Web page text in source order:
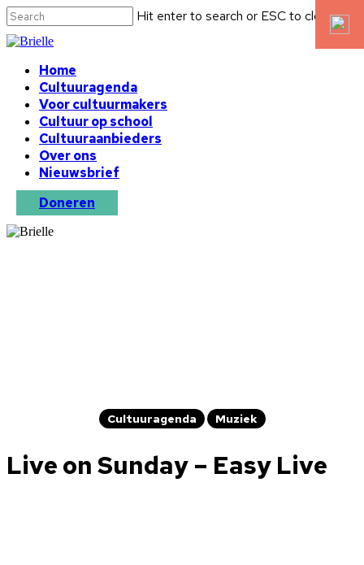
Hit enter to search or ESC to close
Home
Cultuuragenda
Voor cultuurmakers
Cultuur op school
Cultuuraanbieders
Over ons
Nieuwsbrief
Doneren
Cultuuragenda Muziek
Live on Sunday – Easy Live